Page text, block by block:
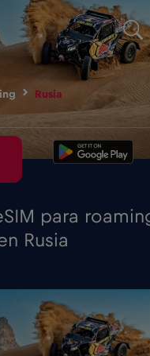
Rusia
para
Rusia